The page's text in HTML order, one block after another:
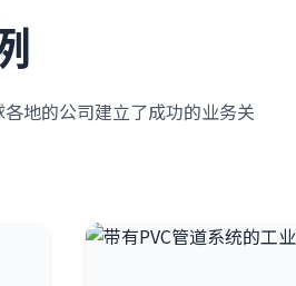
地的公司建立了成功的业务关